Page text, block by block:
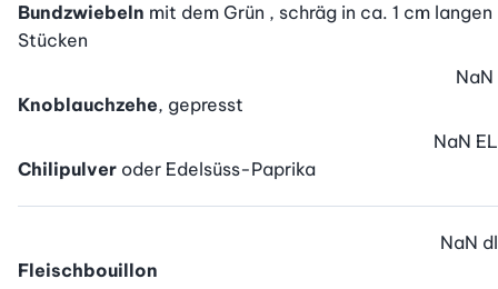
Bundzwiebeln mit dem Grün , schräg in ca. 1 cm langen
Stücken
Knoblauchzehe, gepresst
NaN
Chilipulver oder Edelsüss-Paprika
NaN EL
Fleischbouillon
NaN dl